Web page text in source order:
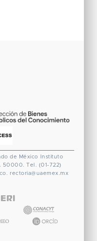
de México
Instituto
50000. Tel. (01-722)
rectoria@uaemex.mx